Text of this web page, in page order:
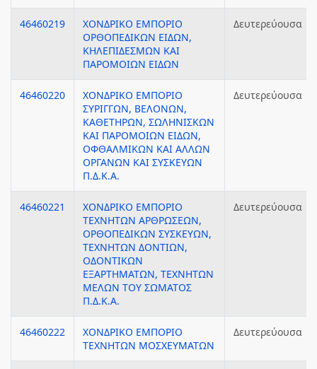
46460219
ΧΟΝΔΡΙΚΟ ΕΜΠΟΡΙΟ
ΟΡΘΟΠΕΔΙΚΩΝ ΕΙΔΩΝ,
ΚΗΛΕΠΙΔΕΣΜΩΝ ΚΑΙ
ΠΑΡΟΜΟΙΩΝ ΕΙΔΩΝ
Δευτερεύουσα
46460220
ΧΟΝΔΡΙΚΟ ΕΜΠΟΡΙΟ
ΣΥΡΙΓΓΩΝ, ΒΕΛΟΝΩΝ,
ΚΑΘΕΤΗΡΩΝ, ΣΩΛΗΝΙΣΚΩΝ
ΚΑΙ ΠΑΡΟΜΟΙΩΝ ΕΙΔΩΝ,
ΟΦΘΑΛΜΙΚΩΝ ΚΑΙ ΑΛΛΩΝ
ΟΡΓΑΝΩΝ ΚΑΙ ΣΥΣΚΕΥΩΝ
Π.Δ.Κ.Α.
Δευτερεύουσα
46460221
ΧΟΝΔΡΙΚΟ ΕΜΠΟΡΙΟ
ΤΕΧΝΗΤΩΝ ΑΡΘΡΩΣΕΩΝ,
ΟΡΘΟΠΕΔΙΚΩΝ ΣΥΣΚΕΥΩΝ,
ΤΕΧΝΗΤΩΝ ΔΟΝΤΙΩΝ,
ΟΔΟΝΤΙΚΩΝ
ΕΞΑΡΤΗΜΑΤΩΝ, ΤΕΧΝΗΤΩΝ
ΜΕΛΩΝ ΤΟΥ ΣΩΜΑΤΟΣ
Π.Δ.Κ.Α.
Δευτερεύουσα
46460222
ΧΟΝΔΡΙΚΟ ΕΜΠΟΡΙΟ
ΤΕΧΝΗΤΩΝ ΜΟΣΧΕΥΜΑΤΩΝ
Δευτερεύουσα